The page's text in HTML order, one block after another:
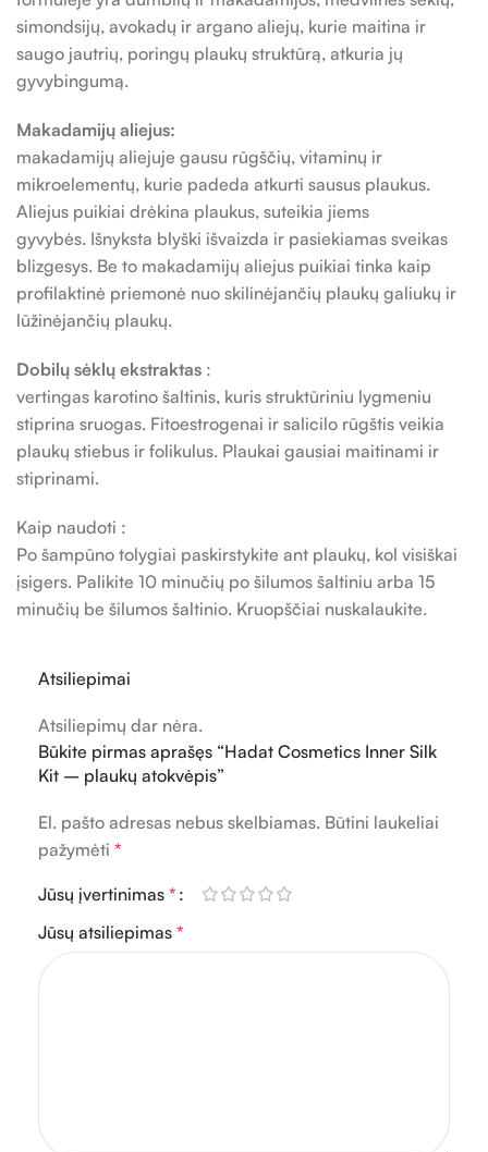
simondsijų, avokadų ir argano aliejų, kurie maitina ir
saugo jautrių, poringų plaukų struktūrą, atkuria jų
gyvybingumą.
Makadamijų aliejus:
makadamijų aliejuje gausu rūgščių, vitaminų ir
mikroelementų, kurie padeda atkurti sausus plaukus.
Aliejus puikiai drėkina plaukus, suteikia jiems
gyvybės. Išnyksta blyški išvaizda ir pasiekiamas sveikas
blizgesys. Be to makadamijų aliejus puikiai tinka kaip
profilaktinė priemonė nuo skilinėjančių plaukų galiukų ir
lūžinėjančių plaukų.
Dobilų sėklų ekstraktas :
vertingas karotino šaltinis, kuris struktūriniu lygmeniu
stiprina sruogas. Fitoestrogenai ir salicilo rūgštis veikia
plaukų stiebus ir folikulus. Plaukai gausiai maitinami ir
stiprinami.
Kaip naudoti :
Po šampūno tolygiai paskirstykite ant plaukų, kol visiškai
įsigers. Palikite 10 minučių po šilumos šaltiniu arba 15
minučių be šilumos šaltinio. Kruopščiai nuskalaukite.
Atsiliepimai
Atsiliepimų dar nėra.
Būkite pirmas aprašęs “Hadat Cosmetics Inner Silk
Kit – plaukų atokvėpis”
El. pašto adresas nebus skelbiamas. Būtini laukeliai
pažymėti *
Jūsų įvertinimas *
Jūsų atsiliepimas *